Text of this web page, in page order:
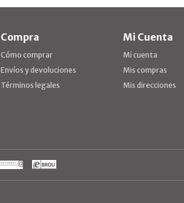
Compra
Cómo comprar
Envíos y devoluciones
Términos legales
Mi Cuenta
Mi cuenta
Mis compras
Mis direcciones